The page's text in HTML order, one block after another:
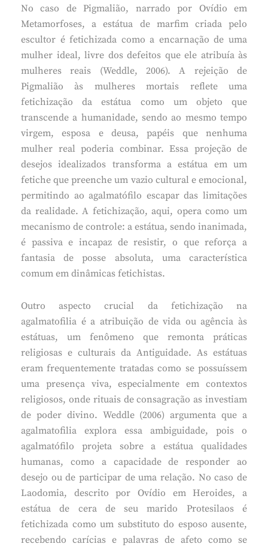
No caso de Pigmalião, narrado por Ovídio em
Metamorfoses, a estátua de marfim criada pelo
escultor é fetichizada como a encarnação de uma
mulher ideal, livre dos defeitos que ele atribuía às
mulheres reais (Weddle, 2006). A rejeição de
Pigmalião às mulheres mortais reflete uma
fetichização da estátua como um objeto que
transcende a humanidade, sendo ao mesmo tempo
virgem, esposa e deusa, papéis que nenhuma
mulher real poderia combinar. Essa projeção de
desejos idealizados transforma a estátua em um
fetiche que preenche um vazio cultural e emocional,
permitindo ao agalmatófilo escapar das limitações
da realidade. A fetichização, aqui, opera como um
mecanismo de controle: a estátua, sendo inanimada,
é passiva e incapaz de resistir, o que reforça a
fantasia de posse absoluta, uma característica
comum em dinâmicas fetichistas.
Outro aspecto crucial da fetichização na
agalmatofilia é a atribuição de vida ou agência às
estátuas, um fenômeno que remonta práticas
religiosas e culturais da Antiguidade. As estátuas
eram frequentemente tratadas como se possuíssem
uma presença viva, especialmente em contextos
religiosos, onde rituais de consagração as investiam
de poder divino. Weddle (2006) argumenta que a
agalmatofilia explora essa ambiguidade, pois o
agalmatófilo projeta sobre a estátua qualidades
humanas, como a capacidade de responder ao
desejo ou de participar de uma relação. No caso de
Laodomia, descrito por Ovídio em Heroides, a
estátua de cera de seu marido Protesilaos é
fetichizada como um substituto do esposo ausente,
recebendo carícias e palavras de afeto como se